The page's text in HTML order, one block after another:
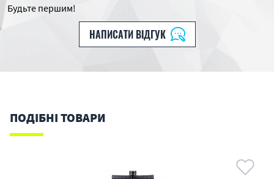
Будьте першим!
НАПИСАТИ ВІДГУК
ПОДІБНІ ТОВАРИ